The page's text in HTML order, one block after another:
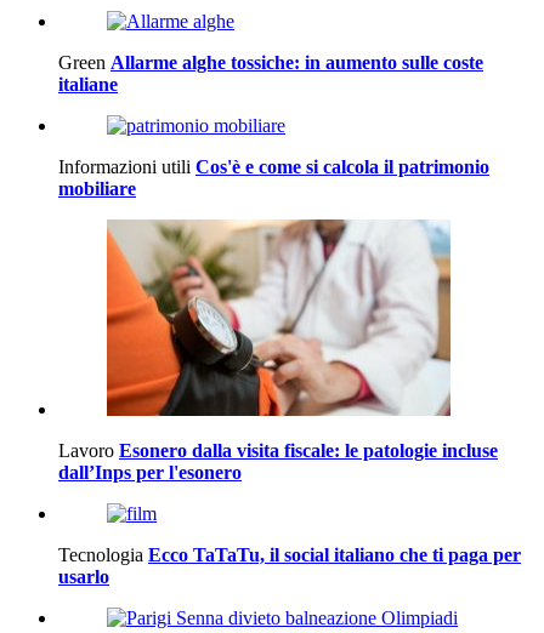
Green Allarme alghe tossiche: in aumento sulle coste
italiane
Informazioni utili Cos'è e come si calcola il patrimonio
mobiliare
Lavoro Esonero dalla visita fiscale: le patologie incluse
dall’Inps per l'esonero
Tecnologia Ecco TaTaTu, il social italiano che ti paga per
usarlo